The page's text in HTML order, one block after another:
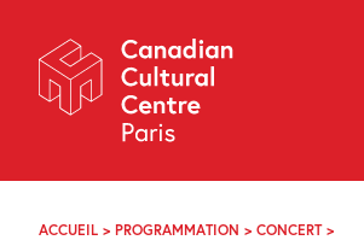
Navigation
About
Programming
Off-Site
Explore
Archives
ACCUEIL > PROGRAMMATION > CONCERT>